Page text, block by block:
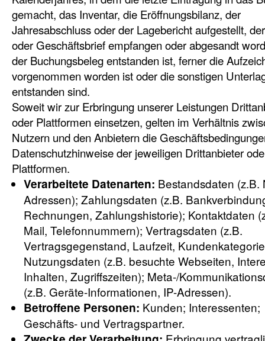
gemacht, das Inventar, die Eröffnungsbilanz, der
Jahresabschluss oder der Lagebericht aufgestellt,
oder Geschäftsbrief empfangen oder abgesandt
der Buchungsbeleg entstanden ist, ferner die
vorgenommen worden ist oder die sonstigen
entstanden sind.
Soweit wir zur Erbringung unserer Leistungen
oder Plattformen einsetzen, gelten im Verhältnis
Nutzern und den Anbietern die
Datenschutzhinweise der jeweiligen Drittanbieter
Plattformen.
Verarbeitete Datenarten: Bestandsdaten (z.B.
Adressen); Zahlungsdaten (z.B.
Rechnungen, Zahlungshistorie); Kontaktdaten
Mail, Telefonnummern); Vertragsdaten (z.B.
Vertragsgegenstand, Laufzeit,
Nutzungsdaten (z.B. besuchte Webseiten,
Inhalten, Zugriffszeiten); Meta-/
(z.B. Geräte-Informationen, IP-Adressen).
Betroffene Personen: Kunden; Interessenten;
Geschäfts- und Vertragspartner.